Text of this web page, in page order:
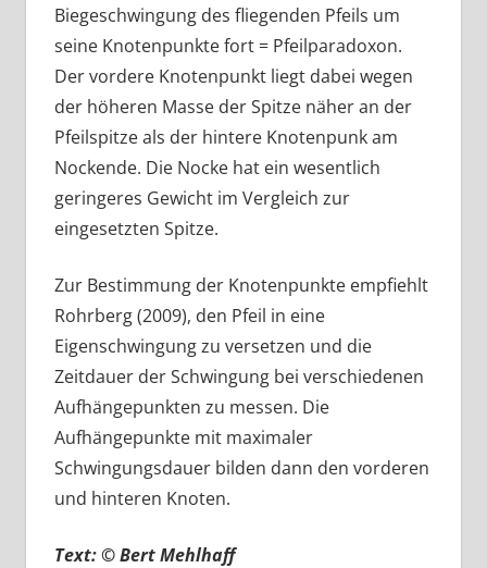
Biegeschwingung des fliegenden Pfeils um
seine Knotenpunkte fort = Pfeilparadoxon.
Der vordere Knotenpunkt liegt dabei wegen
der höheren Masse der Spitze näher an der
Pfeilspitze als der hintere Knotenpunk am
Nockende. Die Nocke hat ein wesentlich
geringeres Gewicht im Vergleich zur
eingesetzten Spitze.
Zur Bestimmung der Knotenpunkte empfiehlt
Rohrberg (2009), den Pfeil in eine
Eigenschwingung zu versetzen und die
Zeitdauer der Schwingung bei verschiedenen
Aufhängepunkten zu messen. Die
Aufhängepunkte mit maximaler
Schwingungsdauer bilden dann den vorderen
und hinteren Knoten.
Text: © Bert Mehlhaff